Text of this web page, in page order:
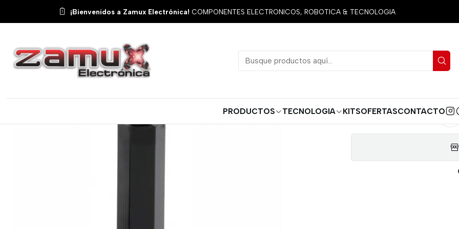
PRODUCTOS TECNOLOGIA KITSOFERTASCONTACTO
¡Bienvenidos a Zamux Electrónica! COMPONENTES ELECTRONICOS, ROBOTICA & TECNOLOGIA
Inicio Productos Miscelanea Varios SEPARADOR HEXAGONAL